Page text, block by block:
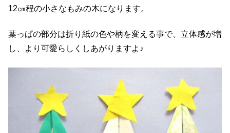
12㎝程の小さなもみの木になります。
葉っぱの部分は折り紙の色や柄を変える事で、立体感が増
し、より可愛らしくしあがりますよ♪